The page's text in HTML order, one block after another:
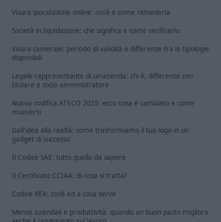
Visura ipocatastale online: cos'è e come richiederla
Società in liquidazione: che significa e come verificarlo
Visura camerale: periodo di validità e differenze tra le tipologie
disponibili
Legale rappresentante di un'azienda: chi è, differenze con
titolare e socio amministratore
Nuova codifica ATECO 2025: ecco cosa è cambiato e come
muoversi
Dall'idea alla realtà: come trasformiamo il tuo logo in un
gadget di successo
Il Codice SAE: tutto quello da sapere
Il Certificato CCIAA: di cosa si tratta?
Codice REA: cos’è ed a cosa serve
Mense aziendali e produttività: quando un buon pasto migliora